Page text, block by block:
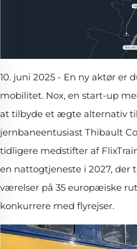
10. juni 2025 - En ny aktør
mobilitet. Nox, en start-up
at tilbyde et ægte alternativ
jernbaneentusiast Thibault
tidligere medstifter af
en nattogtjeneste i 2027, der
værelser på 35 europæiske
konkurrere med flyrejser.